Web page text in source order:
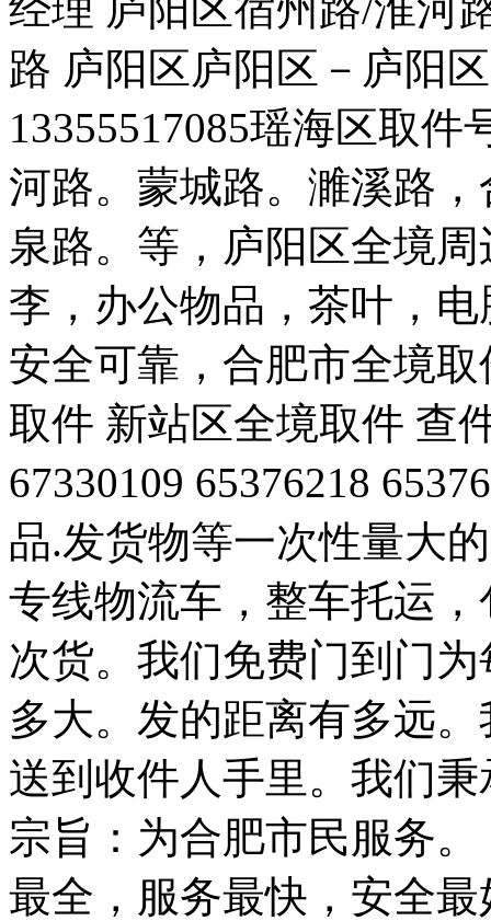
路 庐阳区庐阳区－庐阳
13355517085瑶海区取件
河路。蒙城路。濉溪路
泉路。等，庐阳区全境
李，办公物品，茶叶，
安全可靠，合肥市全境
取件 新站区全境取件 查
67330109 65376218
品.发货物等一次性量大
专线物流车，整车托运
次货。我们免费门到门
多大。发的距离有多远
送到收件人手里。我们
宗旨：为合肥市民服务
最全，服务最快，安全